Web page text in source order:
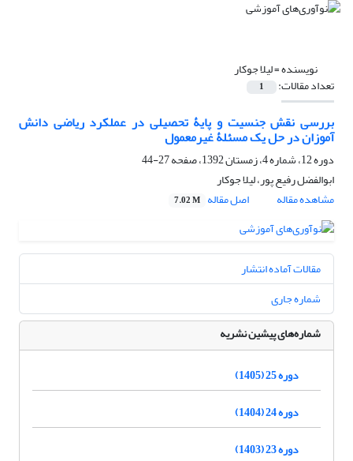
نویسنده =لیلا جوکار
تعداد مقالات: 1
بررسی نقش جنسیت و پایۀ تحصیلی در عملکرد ریاضی دانش
آموزان در حل یک مسئلۀ غیرمعمول
دوره 12، شماره 4، زمستان 1392، صفحه
27-44
ابوالفضل رفیع پور، لیلا جوکار
مشاهده مقاله
اصل مقاله 7.02 M
مقالات آماده انتشار
شماره جاری
شماره‌های پیشین نشریه
دوره 25 (1405)
دوره 24 (1404)
دوره 23 (1403)